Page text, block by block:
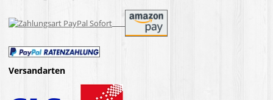
Versandarten